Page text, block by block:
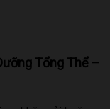
Tổng Thể –